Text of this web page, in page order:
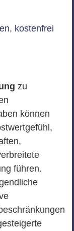
, kostenfrei
zu
können
führen.